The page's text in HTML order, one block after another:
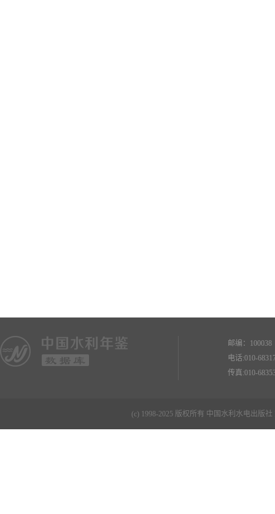
邮编：
电话:010-
传真:010-
(c) 1998-2025 版权所有 中国水利水电出版社